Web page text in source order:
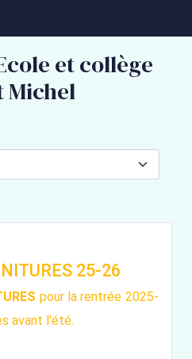
et collège
Michel
25-26
pour la rentrée 2025-
avant l'été.